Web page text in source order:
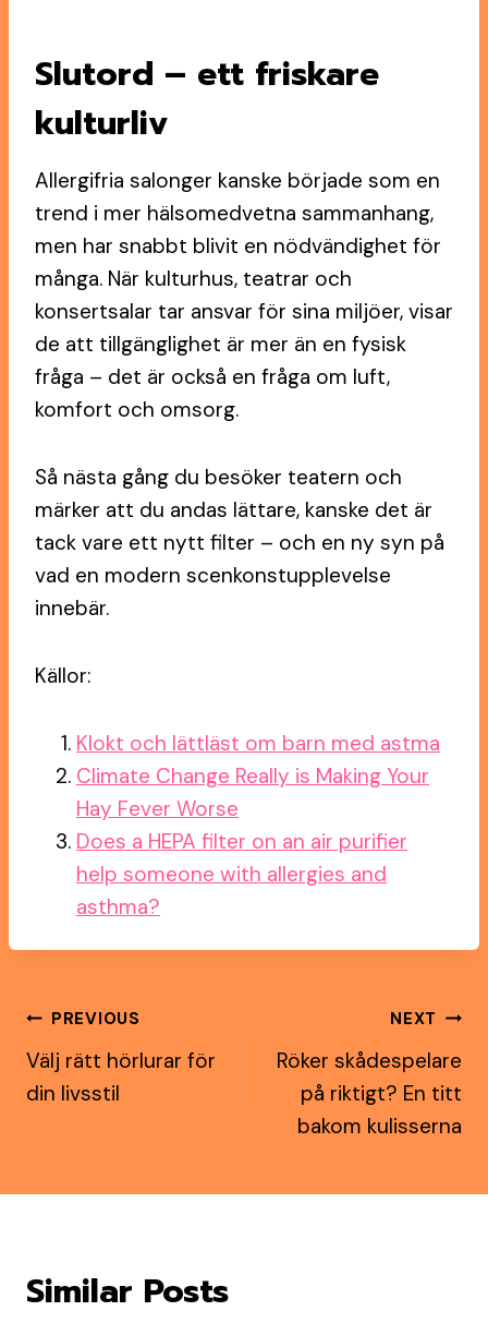
Slutord – ett friskare
kulturliv
Allergifria salonger kanske började som en
trend i mer hälsomedvetna sammanhang,
men har snabbt blivit en nödvändighet för
många. När kulturhus, teatrar och
konsertsalar tar ansvar för sina miljöer, visar
de att tillgänglighet är mer än en fysisk
fråga – det är också en fråga om luft,
komfort och omsorg.
Så nästa gång du besöker teatern och
märker att du andas lättare, kanske det är
tack vare ett nytt filter – och en ny syn på
vad en modern scenkonstupplevelse
innebär.
Källor:
Klokt och lättläst om barn med astma
Climate Change Really is Making Your
Hay Fever Worse
Does a HEPA filter on an air purifier
help someone with allergies and
asthma?
Post
navigation
PREVIOUS
Välj rätt hörlurar för
din livsstil
NEXT
Röker skådespelare
på riktigt? En titt
bakom kulisserna
Similar Posts